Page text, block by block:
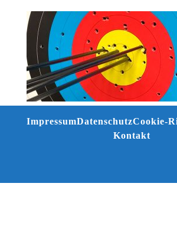
ImpressumDatenschutzCookie-
Kontakt